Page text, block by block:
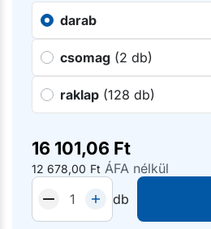
darab
csomag (2 db)
raklap (128 db)
16 101,06 Ft
12 678,00 Ft ÁFA nélkül
db